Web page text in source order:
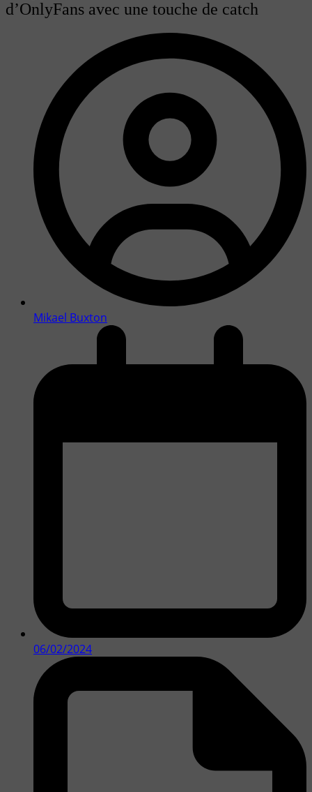
d’OnlyFans avec une touche de catch
Mikael Buxton
06/02/2024